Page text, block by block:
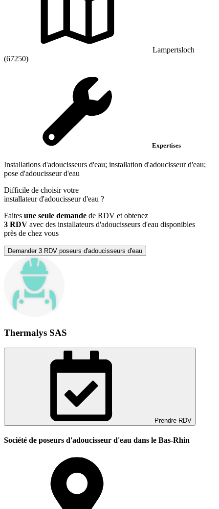
Lampertsloch
(67250)
Expertises
Installations d'adoucisseurs d'eau; installation d'adoucisseur d'eau;
pose d'adoucisseur d'eau
Difficile de choisir votre
installateur d'adoucisseur d'eau ?
Faites une seule demande de RDV et obtenez
3 RDV avec des installateurs d'adoucisseurs d'eau disponibles
près de chez vous
Demander 3 RDV poseurs d'adoucisseurs d'eau
Thermalys SAS
Prendre RDV
Société de poseurs d'adoucisseur d'eau dans le Bas-Rhin